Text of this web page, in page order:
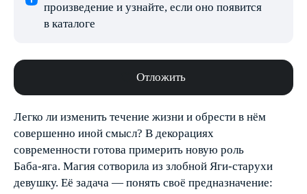
произведение и узнайте, если оно появится
в каталоге
Отложить
Легко ли изменить течение жизни и обрести в нём
совершенно иной смысл? В декорациях
современности готова примерить новую роль
Баба-яга. Магия сотворила из злобной Яги-старухи
девушку. Её задача — понять своё предназначение: